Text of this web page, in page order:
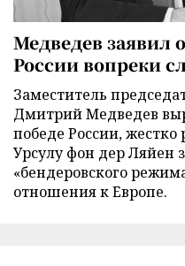
Медведев заявил
России вопреки
Заместитель
Дмитрий Медведев
победе России, жестко
Урсулу фон дер Ляйен
«бендеровского
отношения к Европе.